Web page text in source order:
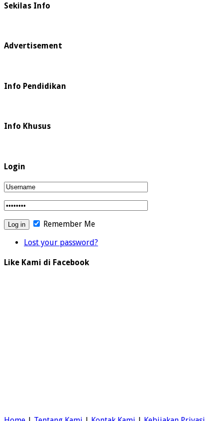
Sekilas Info
Advertisement
Info Pendidikan
Info Khusus
Login
Remember Me
Lost your password?
Like Kami di Facebook